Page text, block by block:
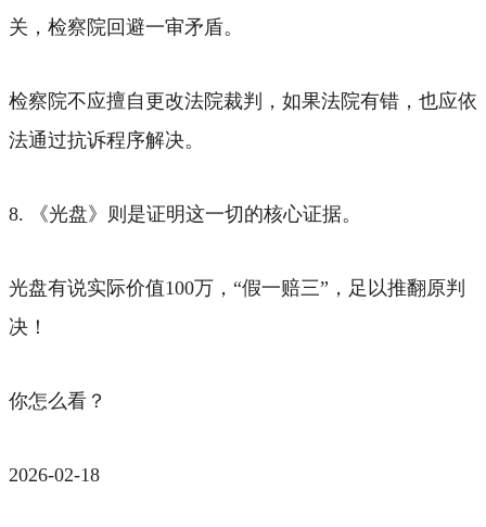
关，检察院回避一审矛盾。
检察院不应擅自更改法院裁判，如果法院有错，也应依
法通过抗诉程序解决。
8. 《光盘》则是证明这一切的核心证据。
光盘有说实际价值100万，“假一赔三”，足以推翻原判
决！
你怎么看？
2026-02-18